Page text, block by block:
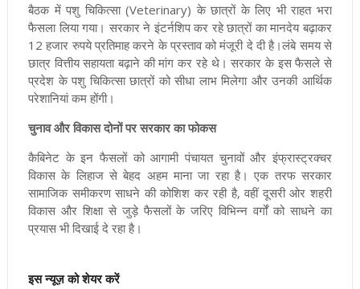
बैठक में पशु चिकित्सा (Veterinary) के छात्रों के लिए भी राहत भरा
फैसला लिया गया। सरकार ने इंटर्नशिप कर रहे छात्रों का मानदेय बढ़ाकर
12 हजार रुपये प्रतिमाह करने के प्रस्ताव को मंजूरी दे दी है।लंबे समय से
छात्र वित्तीय सहायता बढ़ाने की मांग कर रहे थे। सरकार के इस फैसले से
प्रदेश के पशु चिकित्सा छात्रों को सीधा लाभ मिलेगा और उनकी आर्थिक
परेशानियां कम होंगी।
चुनाव और विकास दोनों पर सरकार का फोकस
कैबिनेट के इन फैसलों को आगामी पंचायत चुनावों और इंफ्रास्ट्रक्चर
विकास के लिहाज से बेहद अहम माना जा रहा है। एक तरफ सरकार
सामाजिक समीकरण साधने की कोशिश कर रही है, वहीं दूसरी ओर शहरी
विकास और शिक्षा से जुड़े फैसलों के जरिए विभिन्न वर्गों को साधने का
प्रयास भी दिखाई दे रहा है।
इस न्यूज़ को शेयर करें